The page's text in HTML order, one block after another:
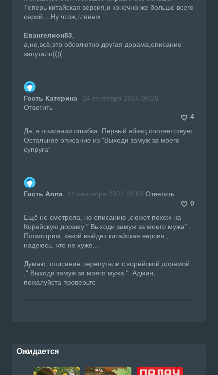
Теперь китайская версия,и конечно же больше всего
серий....Ну чтож,глянем
Евангелион83
а,не,всё,это обсолютно другая дорама,описание
запутало((((
Гость Катерина
24 сентября 2024 08:29
Ответить
4
Да, в описании ошибка. Первый абзац соответствует.
Остальное описание из "Выходи замуж за моего
супруга"
Гость Anna 11 сентября 2024 23:03 Ответить
0
Ещё не смотрела, но описанию ,сюжет похож на
Корейскую дораму " Выходи замуж за моего мужа" .
Посмотрим, какой выйдет китайская версия ,
надеюсь, что не хуже...
Думаю, описание перепутали с корейской дорамой
," Выходи замуж за моего мужа ". Админ,
пожалуйста проверьте
Ожидается